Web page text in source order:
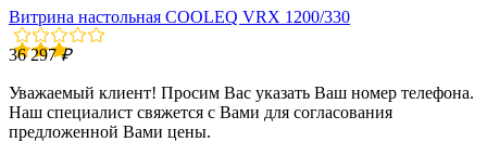
Витрина настольная COOLEQ VRX 1200/330
36 297₽
Уважаемый клиент! Просим Вас указать Ваш номер телефона.
Наш специалист свяжется с Вами для согласования
предложенной Вами цены.